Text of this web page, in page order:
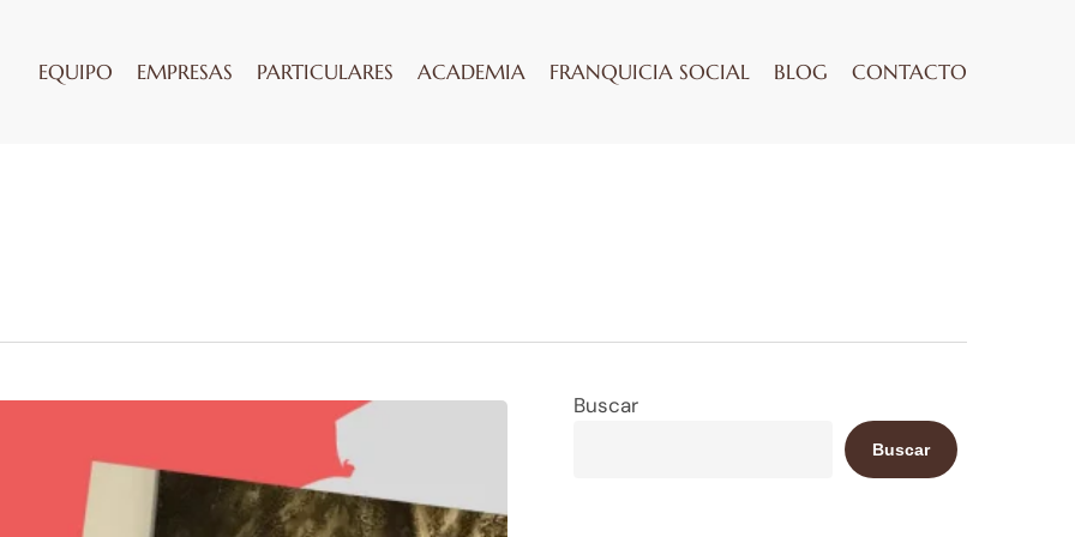
EQUIPO EMPRESAS PARTICULARES ACADEMIA FRANQUICIA SOCIAL BLOG CONTACTO
Buscar
Buscar